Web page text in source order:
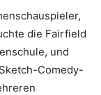
die Fairfield
und
Comedy-